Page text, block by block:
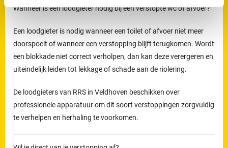
Wanneer is een loodgieter nodig bij een verstopte wc of afvoer?
Een loodgieter is nodig wanneer een toilet of afvoer niet meer
doorspoelt of wanneer een verstopping blijft terugkomen. Wordt
een blokkade niet correct verholpen, dan kan deze verergeren en
uiteindelijk leiden tot lekkage of schade aan de riolering.
De loodgieters van RRS in Veldhoven beschikken over
professionele apparatuur om dit soort verstoppingen zorgvuldig
te verhelpen en herhaling te voorkomen.